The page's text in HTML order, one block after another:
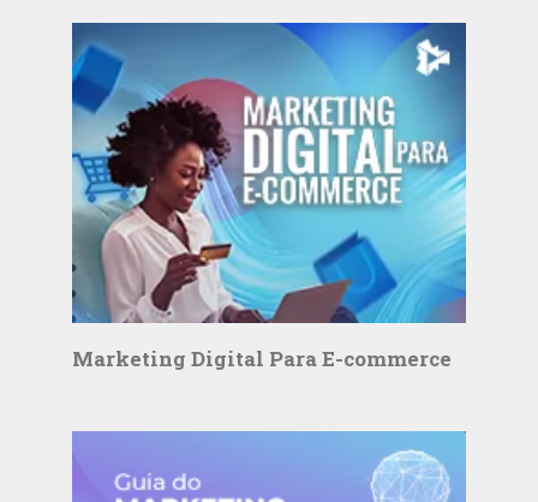
Marketing Digital Para E-commerce